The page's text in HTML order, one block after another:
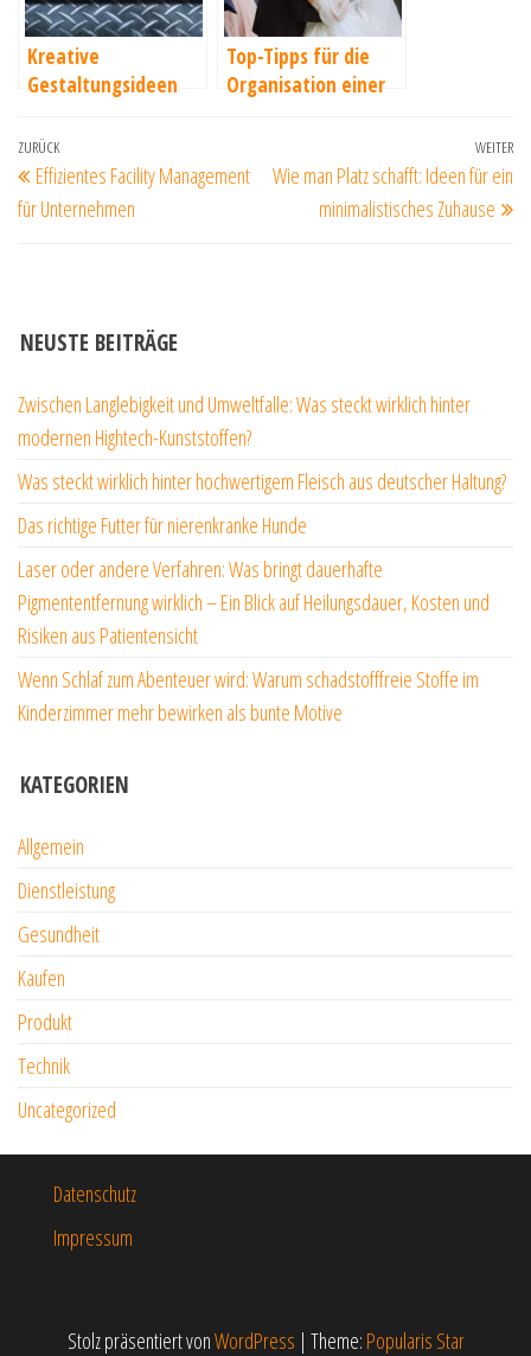
Kreative
Gestaltungsideen
Metallplatten
Top-Tipps für die
Organisation einer
Beitragsnavigation
Vorheriger
Beitrag
ZURÜCK
Effizientes Facility Management
für Unternehmen
WEITER
Wie man Platz schafft: Ideen für ein
minimalistisches Zuhause
NEUSTE BEITRÄGE
Zwischen Langlebigkeit und Umweltfalle: Was steckt wirklich hinter
modernen Hightech-Kunststoffen?
Was steckt wirklich hinter hochwertigem Fleisch aus deutscher Haltung?
Das richtige Futter für nierenkranke Hunde
Laser oder andere Verfahren: Was bringt dauerhafte
Pigmententfernung wirklich – Ein Blick auf Heilungsdauer, Kosten und
Risiken aus Patientensicht
Wenn Schlaf zum Abenteuer wird: Warum schadstofffreie Stoffe im
Kinderzimmer mehr bewirken als bunte Motive
KATEGORIEN
Allgemein
Dienstleistung
Gesundheit
Kaufen
Produkt
Technik
Uncategorized
Datenschutz
Impressum
Stolz präsentiert vonWordPress | Theme: Popularis Star